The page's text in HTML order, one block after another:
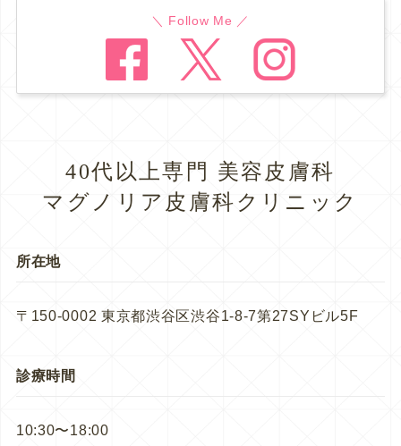
＼ Follow Me ／
40代以上専門 美容皮膚科
マグノリア皮膚科クリニック
所在地
〒150-0002 東京都渋谷区渋谷1-8-7第27SYビル5F
診療時間
10:30〜18:00